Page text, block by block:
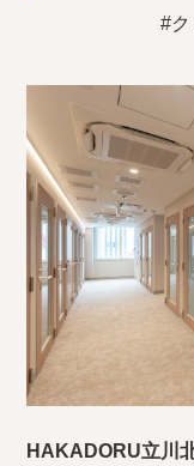
#
HAKADORU立川